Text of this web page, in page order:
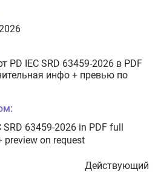
PD IEC SRD 63459-2026 в PDF
инфо + превью по
SRD 63459-2026 in PDF full
on request
Действующий